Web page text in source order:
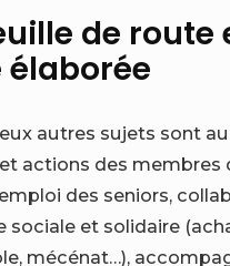
de route
autres sujets sont
actions des membres
des seniors,
sociale et solidaire
mécénat…),